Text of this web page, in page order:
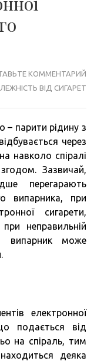
КОММЕНТАРИЙ
ВІД СИГАРЕТ
– парити рідину з
через
навколо спіралі
Зазвичай,
перегарають
випарника, при
сигарети,
неправильній
випарник може
електронної
подається від
на спіраль, тим
деяка